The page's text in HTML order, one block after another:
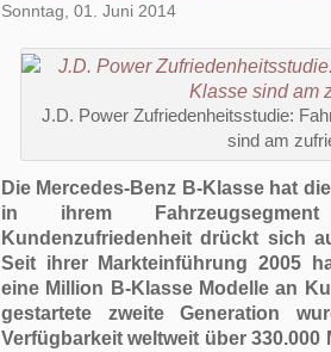
Sonntag, 01. Juni 2014
J.D. Power Zufriedenheitsstudie:
sind am
Die Mercedes-Benz B-Klasse hat
in ihrem
Kundenzufriedenheit drückt sich
Seit ihrer Markteinführung 2005
eine Million B-Klasse Modelle an
gestartete zweite Generation
Verfügbarkeit weltweit über